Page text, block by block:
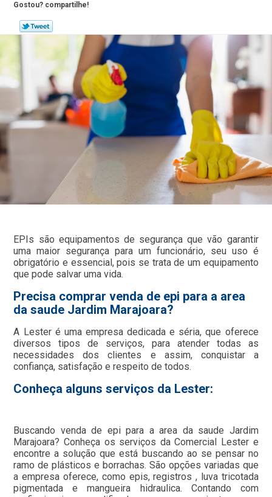
Gostou? compartilhe!
EPIs são equipamentos de segurança que vão garantir
uma maior segurança para um funcionário, seu uso é
obrigatório e essencial, pois se trata de um equipamento
que pode salvar uma vida.
Precisa comprar venda de epi para a area
da saude Jardim Marajoara?
A Lester é uma empresa dedicada e séria, que oferece
diversos tipos de serviços, para atender todas as
necessidades dos clientes e assim, conquistar a
confiança, satisfação e respeito de todos.
Conheça alguns serviços da Lester:
Buscando venda de epi para a area da saude Jardim
Marajoara? Conheça os serviços da Comercial Lester e
encontre a solução que está buscando ao se pensar no
ramo de plásticos e borrachas. São opções variadas que
a empresa oferece, como epis, registros , luva tricotada
pigmentada e mangueira hidraulica. Contando com